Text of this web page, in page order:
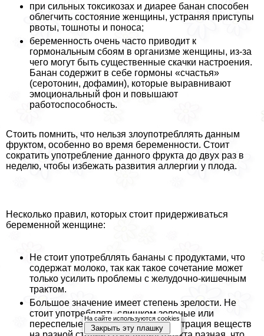
при сильных токсикозах и диарее банан способен
облегчить состояние женщины, устраняя приступы
рвоты, тошноты и поноса;
беременность очень часто приводит к
гормональным сбоям в организме женщины, из-за
чего могут быть существенные скачки настроения.
Банан содержит в себе гормоны «счастья»
(серотонин, дофамин), которые выравнивают
эмоциональный фон и повышают
работоспособность.
Стоить помнить, что нельзя злоупотрeбллять данным
фруктом, особенно во время беременности. Стоит
сократить употрeбление данного фрукта до двух раз в
неделю, чтобы избежать развития аллергии у плода.
Несколько правил, которых стоит придерживаться
беременной женщине:
Не стоит употрeбллять бананы с продуктами, что
содержат молоко, так как такое сочетание может
только усилить проблемы с желудочно-кишечным
тpaктом.
Большое значение имеет степень зрелости. Не
стоит употрeбллять слишком зеленые или
переспелые плоды, так как концентрация веществ
На сайте используются cookies
Закрыть эту плашку